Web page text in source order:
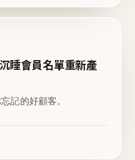
睡會員名單重新產
記的好顧客。